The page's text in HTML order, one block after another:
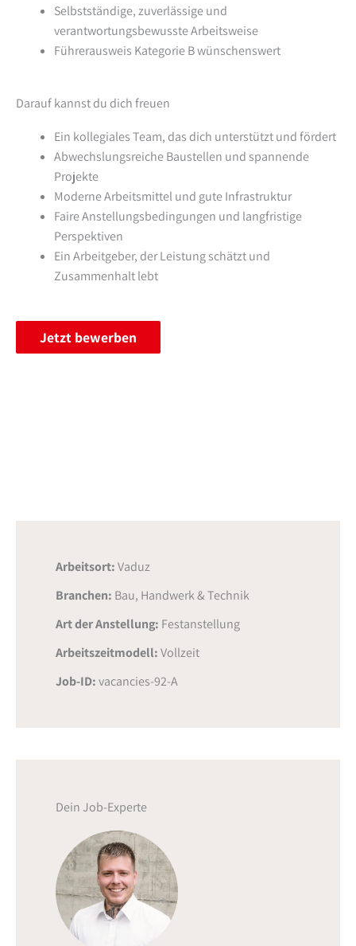
Selbstständige, zuverlässige und
verantwortungsbewusste Arbeitsweise
Führerausweis Kategorie B wünschenswert
Darauf kannst du dich freuen
Ein kollegiales Team, das dich unterstützt und fördert
Abwechslungsreiche Baustellen und spannende
Projekte
Moderne Arbeitsmittel und gute Infrastruktur
Faire Anstellungsbedingungen und langfristige
Perspektiven
Ein Arbeitgeber, der Leistung schätzt und
Zusammenhalt lebt
Jetzt bewerben
Arbeitsort:Vaduz
Branchen: Bau, Handwerk & Technik
Art der Anstellung: Festanstellung
Arbeitszeitmodell:Vollzeit
Job-ID:vacancies-92-A
Dein Job-Experte